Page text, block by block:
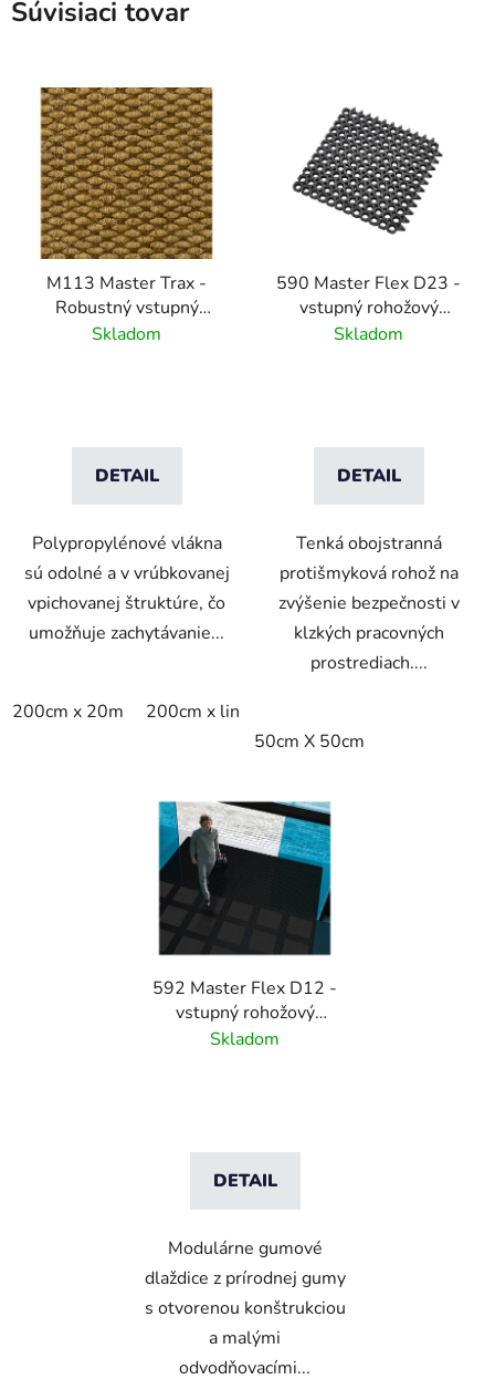
Súvisiaci tovar
M113 Master Trax -
Robustný vstupný
rohožový systém -
Skladom
DETAIL
Polypropylénové vlákna
sú odolné a v vrúbkovanej
vpichovanej štruktúre, čo
umožňuje zachytávanie...
200cm x 20m 200cm x linm
590 Master Flex D23 -
vstupný rohožový
systém s
Skladom
DETAIL
Tenká obojstranná
protišmyková rohož na
zvýšenie bezpečnosti v
klzkých pracovných
prostrediach....
50cm X 50cm
592 Master Flex D12 -
vstupný rohožový
systém s
Skladom
DETAIL
Modulárne gumové
dlaždice z prírodnej gumy
s otvorenou konštrukciou
a malými
odvodňovacími...